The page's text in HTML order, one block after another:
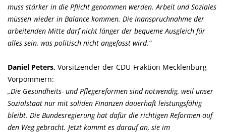
muss stärker in die Pflicht genommen werden. Arbeit und Soziales
müssen wieder in Balance kommen. Die Inanspruchnahme der
arbeitenden Mitte darf nicht länger der bequeme Ausgleich für
alles sein, was politisch nicht angefasst wird.“
Daniel Peters, Vorsitzender der CDU-Fraktion Mecklenburg-
Vorpommern:
Die Gesundheits- und Pflegereformen sind notwendig, weil unser
Sozialstaat nur mit soliden Finanzen dauerhaft leistungsfähig
bleibt. Die Bundesregierung hat dafür die richtigen Reformen auf
den Weg gebracht. Jetzt kommt es darauf an, sie im